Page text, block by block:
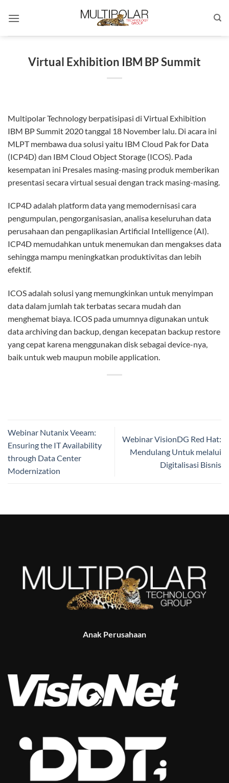
Virtual Exhibition IBM BP Summit
Multipolar Technology berpatisipasi di Virtual Exhibition
IBM BP Summit 2020 tanggal 18 November lalu. Di acara ini
MLPT membawa dua solusi yaitu IBM Cloud Pak for Data
(ICP4D) dan IBM Cloud Object Storage (ICOS). Pada
kesempatan ini Presales masing-masing produk memberikan
presentasi secara virtual sesuai dengan track masing-masing.
ICP4D adalah platform data yang memodernisasi cara
pengumpulan, pengorganisasian, analisa keseluruhan data
perusahaan dan pengaplikasian Artificial Intelligence (AI).
ICP4D memudahkan untuk menemukan dan mengakses data
sehingga mampu meningkatkan produktivitas dan lebih
efektif.
ICOS adalah solusi yang memungkinkan untuk menyimpan
data dalam jumlah tak terbatas secara mudah dan
menghemat biaya. ICOS pada umumnya digunakan untuk
data archiving dan backup, dengan kecepatan backup restore
yang cepat karena menggunakan disk sebagai device-nya,
baik untuk web maupun mobile application.
Webinar Nutanix Veeam:
Ensuring the IT Availability
through Data Center
Modernization
Webinar VisionDG Red Hat:
Mendulang Untuk melalui
Digitalisasi Bisnis
Anak Perusahaan